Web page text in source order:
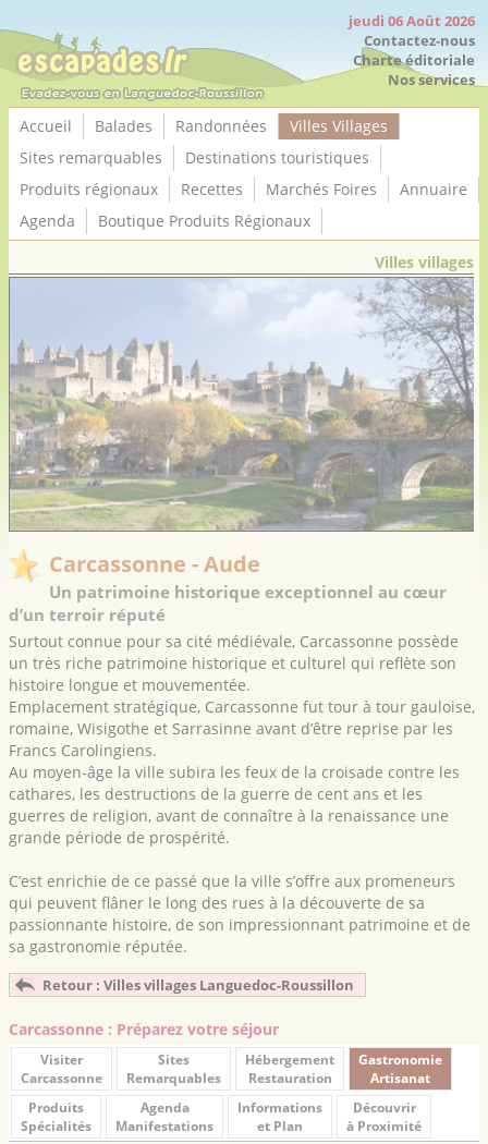
jeudi 06 Août 2026
Contactez-nous
Charte éditoriale
Nos services
Accueil Balades Randonnées
Villes Villages
Sites remarquables
Destinations touristiques
Produits régionaux
Recettes Marchés Foires
Annuaire
Agenda
Boutique Produits Régionaux
Villes villages
Carcassonne - Aude
Un patrimoine historique exceptionnel au cœur
d’un terroir réputé
Surtout connue pour sa cité médiévale, Carcassonne possède
un très riche patrimoine historique et culturel qui reflète son
histoire longue et mouvementée.
Emplacement stratégique, Carcassonne fut tour à tour gauloise,
romaine, Wisigothe et Sarrasinne avant d’être reprise par les
Francs Carolingiens.
Au moyen-âge la ville subira les feux de la croisade contre les
cathares, les destructions de la guerre de cent ans et les
guerres de religion, avant de connaître à la renaissance une
grande période de prospérité.
C’est enrichie de ce passé que la ville s’offre aux promeneurs
qui peuvent flâner le long des rues à la découverte de sa
passionnante histoire, de son impressionnant patrimoine et de
sa gastronomie réputée.
Retour : Villes villages Languedoc-Roussillon
Carcassonne : Préparez votre séjour
Visiter
Carcassonne
Sites
Remarquables
Hébergement
Restauration
Gastronomie
Artisanat
Produits
Spécialités
Agenda
Manifestations
Informations
et Plan
Découvrir
à Proximité